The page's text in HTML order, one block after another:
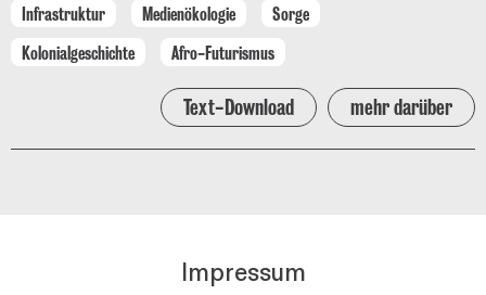
Infrastruktur Medienökologie
Sorge
Kolonialgeschichte
Afro-Futurismus
Text-Download mehr darüber
Impressum